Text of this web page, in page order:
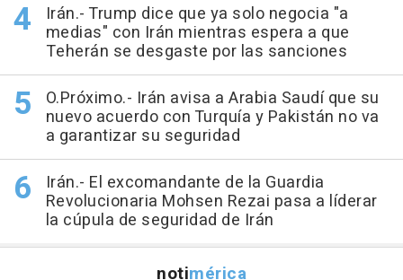
Irán.- Trump dice que ya solo negocia "a
medias" con Irán mientras espera a que
Teherán se desgaste por las sanciones
O.Próximo.- Irán avisa a Arabia Saudí que su
nuevo acuerdo con Turquía y Pakistán no va
a garantizar su seguridad
Irán.- El excomandante de la Guardia
Revolucionaria Mohsen Rezai pasa a líderar
la cúpula de seguridad de Irán
notimérica